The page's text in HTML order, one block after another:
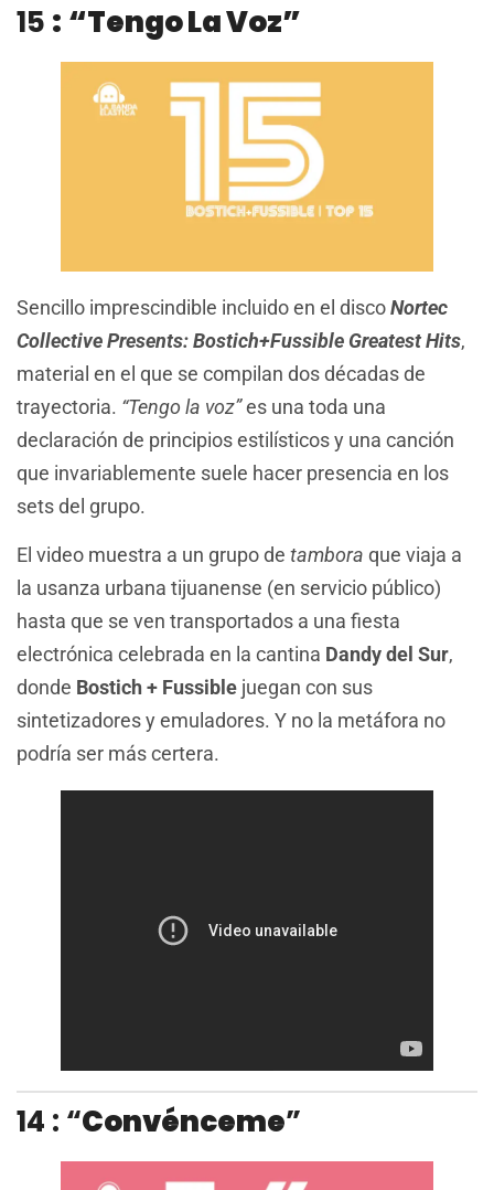
15 : “Tengo La Voz”
Sencillo imprescindible incluido en el discoNortec
Collective Presents:Bostich+Fussible Greatest Hits,
material en el que se compilan dos décadas de
trayectoria. “Tengo la voz”es una toda una
declaración de principios estilísticos y una canción
que invariablemente suele hacer presencia en los
sets del grupo.
El video muestra a un grupo de tambora que viaja a
la usanza urbana tijuanense (en servicio público)
hasta que se ven transportados a una fiesta
electrónica celebrada en la cantina Dandy del Sur,
donde Bostich + Fussible juegan con sus
sintetizadores y emuladores. Y no la metáfora no
podría ser más certera.
14 : “Convénceme”